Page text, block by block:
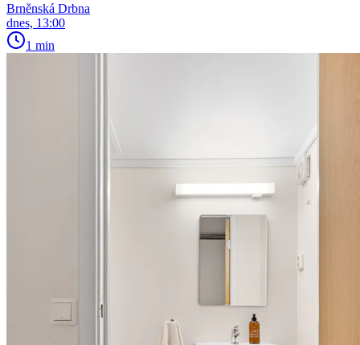
Brněnská Drbna
dnes, 13:00
1 min